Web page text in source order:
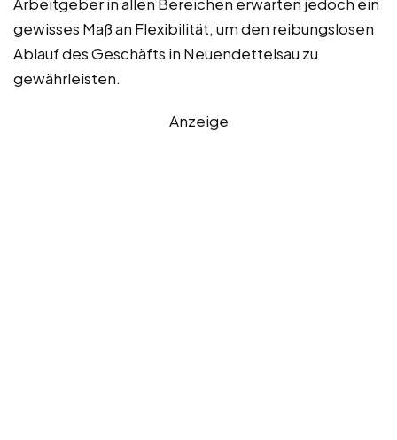
gewisses Maß an Flexibilität, um den reibungslosen
Ablauf des Geschäfts in Neuendettelsau zu
gewährleisten.
Anzeige